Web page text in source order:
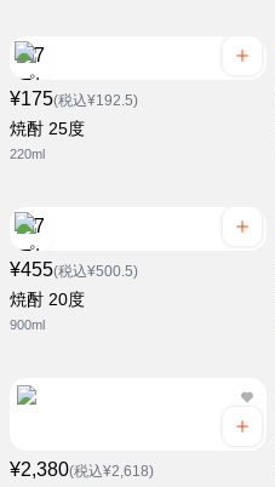
¥175(税込¥192.5)
焼酎 25度
220ml
¥455(税込¥500.5)
焼酎 20度
900ml
¥2,380(税込¥2,618)